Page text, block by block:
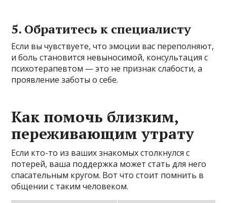
5. Обратитесь к специалисту
Если вы чувствуете, что эмоции вас переполняют,
и боль становится невыносимой, консультация с
психотерапевтом — это не признак слабости, а
проявление заботы о себе.
Как помочь близким,
переживающим утрату
Если кто-то из ваших знакомых столкнулся с
потерей, ваша поддержка может стать для него
спасательным кругом. Вот что стоит помнить в
общении с таким человеком.